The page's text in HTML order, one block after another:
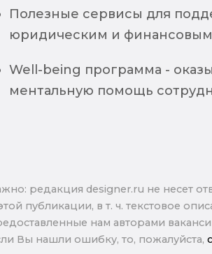
Полезные сервисы для
юридическим и
Well-being программа -
ментальную помощь
pедакция designer.ru не несет
публикации, в т. ч. текстовое
нам авторами
Вы нашли ошибку, то, пожалуйста,